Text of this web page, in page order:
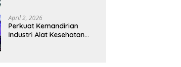
Pemberitaan
April 2, 2026
Perkuat Kemandirian
Industri Alat Kesehatan